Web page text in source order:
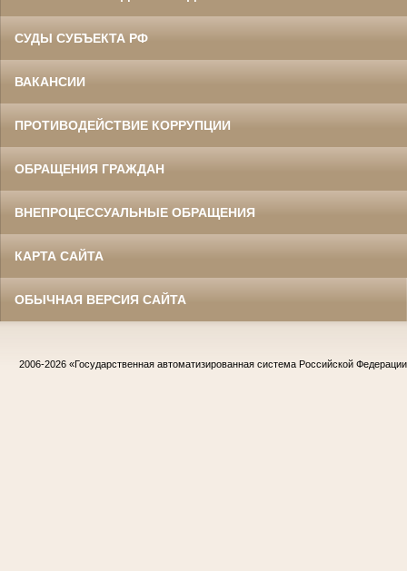
СУДЫ СУБЪЕКТА РФ
ВАКАНСИИ
ПРОТИВОДЕЙСТВИЕ КОРРУПЦИИ
ОБРАЩЕНИЯ ГРАЖДАН
ВНЕПРОЦЕССУАЛЬНЫЕ ОБРАЩЕНИЯ
КАРТА САЙТА
ОБЫЧНАЯ ВЕРСИЯ САЙТА
2006-2026 «Государственная автоматизированная система Российской